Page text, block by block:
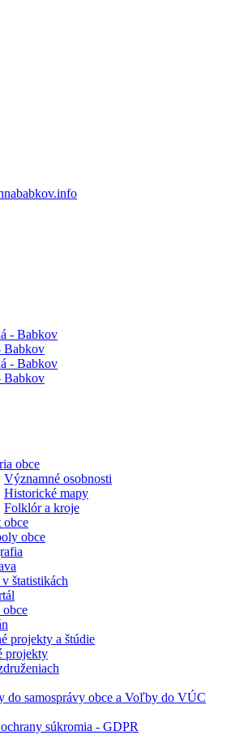
Babkov
Babkov
obce
Významné osobnosti
Historické mapy
Folklór a kroje
obce
obce
štatistikách
projekty a štúdie
projekty
do samosprávy obce a Voľby do VÚC
súkromia - GDPR